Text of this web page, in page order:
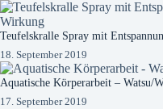
Teufelskralle Spray mit
18. September 2019
Aquatische Körperarbeit – Watsu/
17. September 2019